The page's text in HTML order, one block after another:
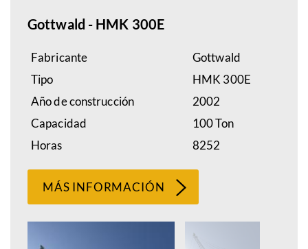
Gottwald - HMK 300E
Fabricante
Gottwald
Tipo
HMK 300E
Año de construcción
2002
Capacidad
100 Ton
Horas
8252
MÁS INFORMACIÓN